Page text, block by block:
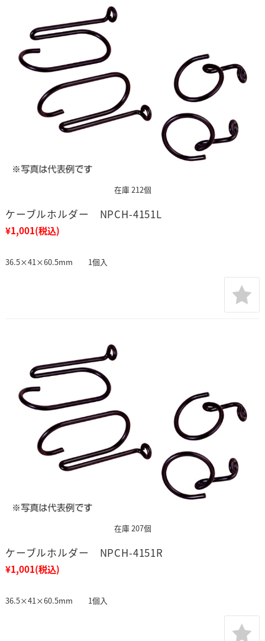
在庫 212個
ケーブルホルダー NPCH-4151L
¥1,001(税込)
36.5×41×60.5mm 1個入
在庫 207個
ケーブルホルダー NPCH-4151R
¥1,001(税込)
36.5×41×60.5mm 1個入